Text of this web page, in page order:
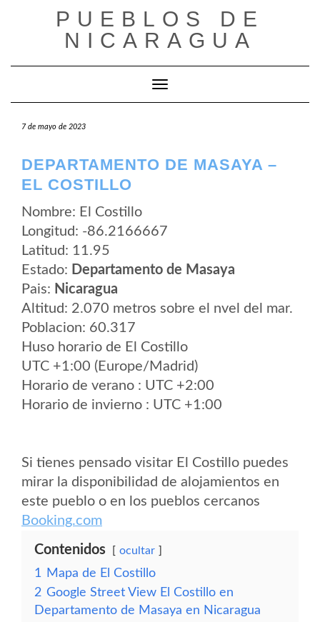
PUEBLOS DE
NICARAGUA
Cambiar modo de navegación
7 de mayo de 2023
DEPARTAMENTO DE MASAYA –
EL COSTILLO
Nombre: El Costillo
Longitud: -86.2166667
Latitud: 11.95
Estado: Departamento de Masaya
Pais: Nicaragua
Altitud: 2.070 metros sobre el nvel del mar.
Poblacion: 60.317
Huso horario de El Costillo
UTC +1:00 (Europe/Madrid)
Horario de verano : UTC +2:00
Horario de invierno : UTC +1:00
Si tienes pensado visitar El Costillo puedes
mirar la disponibilidad de alojamientos en
este pueblo o en los pueblos cercanos
Booking.com
Contenidos ocultar
1
Mapa de El Costillo
2 Google Street View El Costillo en
Departamento de Masaya en Nicaragua